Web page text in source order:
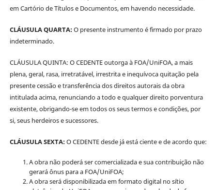
em Cartório de Títulos e Documentos, em havendo necessidade.
CLÁUSULA QUARTA:O presente instrumento é firmado por prazo
indeterminado.
CLÁUSULA QUINTA: O CEDENTE outorga à FOA/UniFOA, a mais
plena, geral, rasa, irretratável, irrestrita e inequívoca quitação pela
presente cessão e transferência dos direitos autorais da obra
intitulada acima, renunciando a todo e qualquer direito porventura
existente, obrigando-se em todos os seus termos e condições, por
si, seus herdeiros e sucessores.
CLÁUSULA SEXTA:O CEDENTE desde já está ciente e de acordo que:
A obra não poderá ser comercializada e sua contribuição não
gerará ônus para a FOA/UniFOA;
A obra será disponibilizada em formato digital no sítio